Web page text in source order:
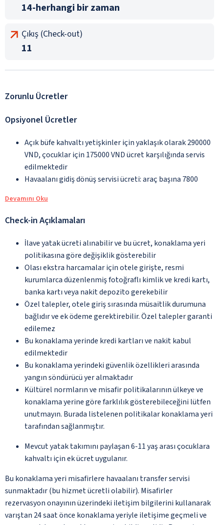
14-herhangi bir zaman
Çıkış (Check-out)
11
Zorunlu Ücretler
Opsiyonel Ücretler
Açık büfe kahvaltı yetişkinler için yaklaşık olarak 290000
VND, çocuklar için 175000 VND ücret karşılığında servis
edilmektedir
Havaalanı gidiş dönüş servisi ücreti: araç başına 7800
Devamını Oku
Check-in Açıklamaları
İlave yatak ücreti alınabilir ve bu ücret, konaklama yeri
politikasına göre değişiklik gösterebilir
Olası ekstra harcamalar için otele girişte, resmi
kurumlarca düzenlenmiş fotoğraflı kimlik ve kredi kartı,
banka kartı veya nakit depozito gerekebilir
Özel talepler, otele giriş sırasında müsaitlik durumuna
bağlıdır ve ek ödeme gerektirebilir. Özel talepler garanti
edilemez
Bu konaklama yerinde kredi kartları ve nakit kabul
edilmektedir
Bu konaklama yerindeki güvenlik özellikleri arasında
yangın söndürücü yer almaktadır
Kültürel normların ve misafir politikalarının ülkeye ve
konaklama yerine göre farklılık gösterebileceğini lütfen
unutmayın. Burada listelenen politikalar konaklama yeri
tarafından sağlanmıştır.
Mevcut yatak takımını paylaşan 6-11 yaş arası çocuklara
kahvaltı için ek ücret uygulanır.
Bu konaklama yeri misafirlere havaalanı transfer servisi
sunmaktadır (bu hizmet ücretli olabilir). Misafirler
rezervasyon onayının üzerindeki iletişim bilgilerini kullanarak
varıştan 24 saat önce konaklama yeriyle iletişime geçmeli ve